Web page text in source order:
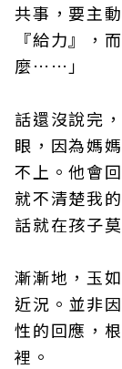
共事，要主
『給力』，
麼……」
話還沒說完
眼，因為媽
不上。他會
就不清楚我
話就在孩子
漸漸地，玉
近況。並非
性的回應，
裡。